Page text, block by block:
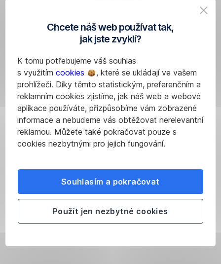
Chcete náš web používat tak,
jak jste zvyklí?
K tomu potřebujeme váš souhlas
s využitím cookies
, které se ukládají ve vašem
prohlížeči. Díky těmto statistickým, preferenčním a
reklamním cookies zjistíme, jak náš web a webové
aplikace používáte, přizpůsobíme vám zobrazené
informace a nebudeme vás obtěžovat nerelevantní
reklamou. Můžete také pokračovat pouze s
cookies nezbytnými pro jejich fungování.
Souhlasím a pokračovat
Použít jen nezbytné cookies